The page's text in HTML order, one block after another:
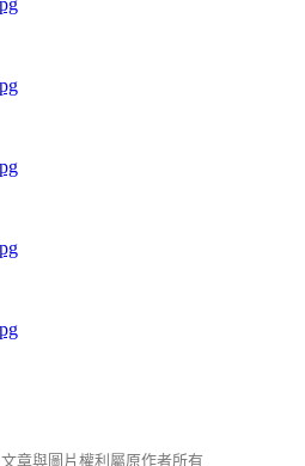
文章與圖片權利屬原作者所有